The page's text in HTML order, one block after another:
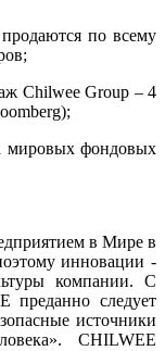
по всему
Chilwee Group – 4
мировых фондовых
в Мире в
инновации -
компании. С
преданно следует
источники
CHILWEE